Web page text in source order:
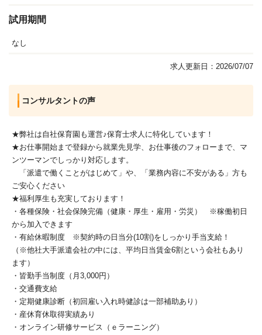
試用期間
なし
求人更新日：2026/07/07
コンサルタントの声
★弊社は自社保育園も運営♪保育士求人に特化しています！
★お仕事開始まで登録から就業先見学、お仕事後のフォローまで、マ
ンツーマンでしっかり対応します。
「派遣で働くことがはじめて」や、「業務内容に不安がある」方も
ご安心ください
★福利厚生も充実しております！
・各種保険・社会保険完備（健康・厚生・雇用・労災） ※稼働初日
から加入できます
・有給休暇制度 ※契約時の日当分(10割)をしっかり手当支給！
（※他社大手派遣会社の中には、平均日当賃金6割という会社もあり
ます）
・皆勤手当制度（月3,000円）
・交通費支給
・定期健康診断（初回雇い入れ時健診は一部補助あり）
・産休育休取得実績あり
・オンライン研修サービス（ｅラーニング）